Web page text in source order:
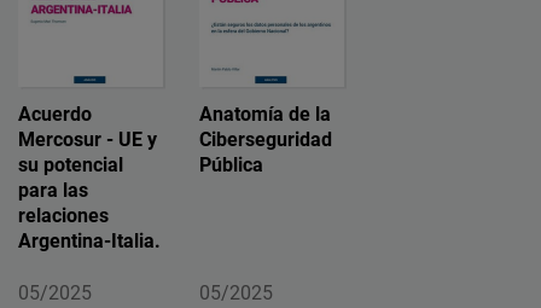
Acuerdo
Mercosur - UE y
su potencial
para las
relaciones
Argentina-Italia.
05/2025
Anatomía de la
Ciberseguridad
Pública
05/2025